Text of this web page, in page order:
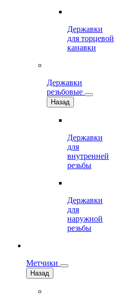
Державки
для торцевой
канавки
Державки
резьбовые
Назад
Державки
для
внутренней
резьбы
Державки
для
наружной
резьбы
Метчики
Назад